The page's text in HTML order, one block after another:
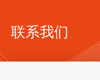
联系我们